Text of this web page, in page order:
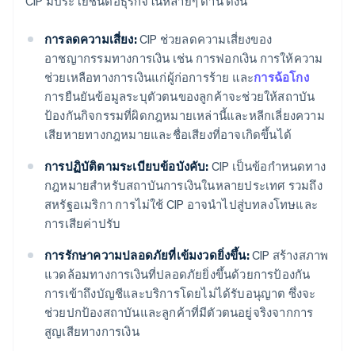
การลดความเสี่ยง:CIP ช่วยลดความเสี่ยงของ
อาชญากรรมทางการเงิน เช่น การฟอกเงิน การให้ความ
ช่วยเหลือทางการเงินแก่ผู้ก่อการร้าย และการฉ้อโกง
การยืนยันข้อมูลระบุตัวตนของลูกค้าจะช่วยให้สถาบัน
ป้องกันกิจกรรมที่ผิดกฎหมายเหล่านี้และหลีกเลี่ยงความ
เสียหายทางกฎหมายและชื่อเสียงที่อาจเกิดขึ้นได้
การปฏิบัติตามระเบียบข้อบังคับ: CIP เป็นข้อกำหนดทาง
กฎหมายสำหรับสถาบันการเงินในหลายประเทศ รวมถึง
สหรัฐอเมริกา การไม่ใช้ CIP อาจนำไปสู่บทลงโทษและ
การเสียค่าปรับ
การรักษาความปลอดภัยที่เข้มงวดยิ่งขึ้น:CIP สร้างสภาพ
แวดล้อมทางการเงินที่ปลอดภัยยิ่งขึ้นด้วยการป้องกัน
การเข้าถึงบัญชีและบริการโดยไม่ได้รับอนุญาต ซึ่งจะ
ช่วยปกป้องสถาบันและลูกค้าที่มีตัวตนอยู่จริงจากการ
สูญเสียทางการเงิน